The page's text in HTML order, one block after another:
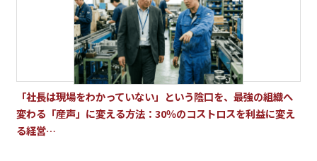
「社長は現場をわかっていない」という陰口を、最強の組織へ
変わる「産声」に変える方法：30％のコストロスを利益に変え
る経営…